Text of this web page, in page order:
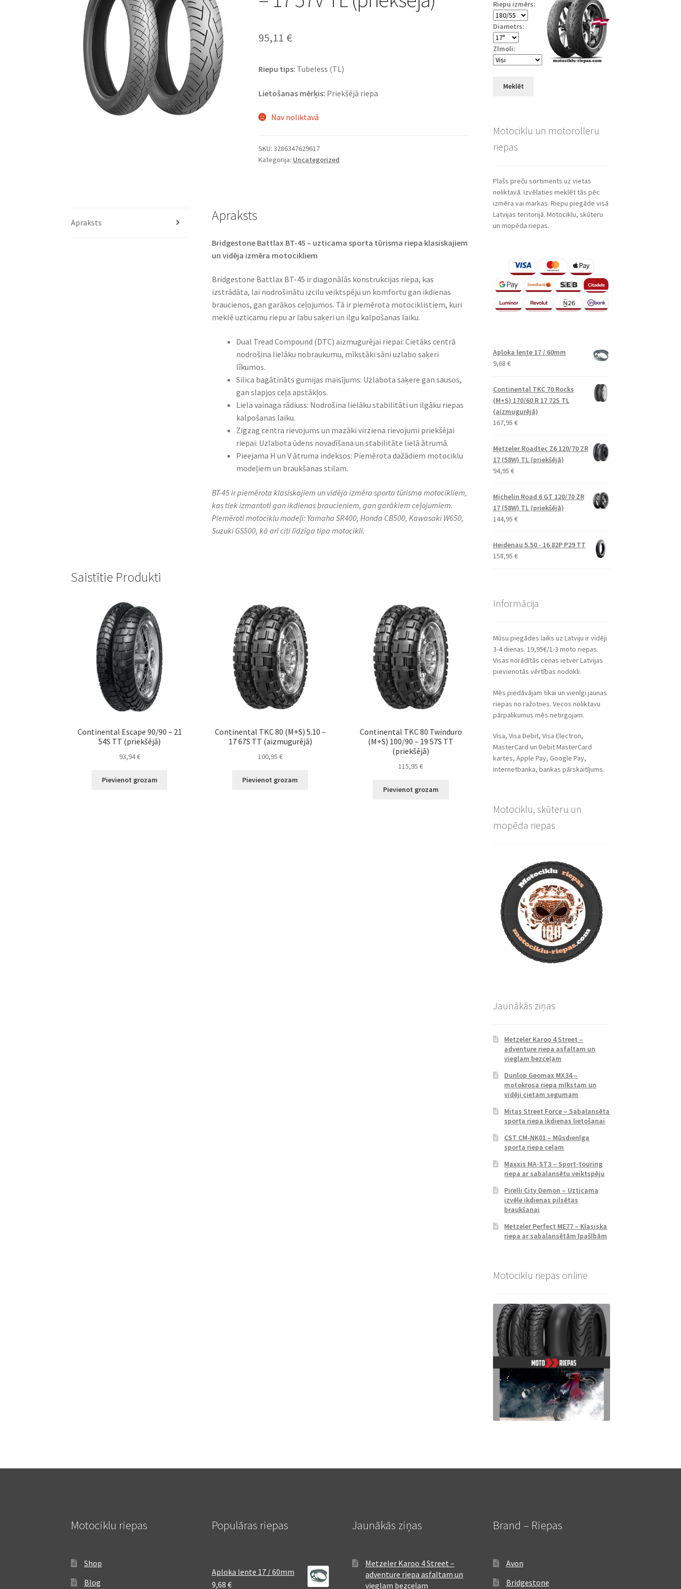
95,11 €
Riepu tips: Tubeless (TL)
Lietošanas mērķis: Priekšējā riepa
Nav noliktavā
SKU:3286347629617
Kategorija: Uncategorized
Apraksts Apraksts
Bridgestone Battlax BT-45 – uzticama sporta tūrisma riepa klasiskajiem
un vidēja izmēra motocikliem​
Bridgestone Battlax BT-45 ir diagonālās konstrukcijas riepa, kas
izstrādāta, lai nodrošinātu izcilu veiktspēju un komfortu gan ikdienas
braucienos, gan garākos ceļojumos. Tā ir piemērota motociklistiem, kuri
meklē uzticamu riepu ar labu saķeri un ilgu kalpošanas laiku.​
Dual Tread Compound (DTC) aizmugurējai riepai: Cietāks centrā
nodrošina lielāku nobraukumu, mīkstāki sāni uzlabo saķeri
līkumos. ​
Silica bagātināts gumijas maisījums: Uzlabota saķere gan sausos,
gan slapjos ceļa apstākļos.
Liela vainaga rādiuss: Nodrošina lielāku stabilitāti un ilgāku riepas
kalpošanas laiku.
Zigzag centra rievojums un mazāki virziena rievojumi priekšējai
riepai: Uzlabota ūdens novadīšana un stabilitāte lielā ātrumā.
Pieejama H un V ātruma indeksos: Piemērota dažādiem motociklu
modeļiem un braukšanas stilam.
BT-45 ir piemērota klasiskajiem un vidēja izmēra sporta tūrisma motocikliem,
kas tiek izmantoti gan ikdienas braucieniem, gan garākiem ceļojumiem.
Piemēroti motociklu modeļi: Yamaha SR400, Honda CB500, Kawasaki W650,
Suzuki GS500, kā arī citi līdzīga tipa motocikli.​
Saistītie Produkti
Continental Escape 90/90 – 21
54S TT (priekšējā)
93,94€
Pievienot grozam
Continental TKC 80 (M+S) 5.10 –
17 67S TT (aizmugurējā)
100,95 €
Pievienot grozam
Continental TKC 80 Twinduro
(M+S) 100/90 – 19 57S TT
(priekšējā)
115,95€
Pievienot grozam
Riepu izmērs:
Diametrs:
Zīmoli:
Meklēt
Motociklu un motorolleru
riepas
Plašs preču sortiments uz vietas
noliktavā. Izvēlaties meklēt tās pēc
izmēra vai markas. Riepu piegāde visā
Latvijas teritorijā. Motociklu, skūteru
un mopēda riepas.
Aploka lente 17 / 60mm
9,68 €
Continental TKC 70 Rocks
(M+S) 170/60 R 17 72S TL
(aizmugurējā)
167,95 €
Metzeler Roadtec Z6 120/70 ZR
17 (58W) TL (priekšējā)
94,95 €
Michelin Road 6 GT 120/70 ZR
17 (58W) TL (priekšējā)
144,95 €
Heidenau 5.50 - 16 82P P29 TT
158,95 €
Informācija
Mūsu piegādes laiks uz Latviju ir vidēji
3-4 dienas. 19,95€/1-3 moto riepas.
Visas norādītās cenas ietver Latvijas
pievienotās vērtības nodokli.
Mēs piedāvājam tikai un vienīgi jaunas
riepas no ražotnes. Vecos noliktavu
pārpalikumus mēs netirgojam.
Visa, Visa Debit, Visa Electron,
MasterCard un Debit MasterCard
kartes, Apple Pay, Google Pay,
internetbanka, bankas pārskaitījums.
Motociklu, skūteru un
mopēda riepas
Jaunākās ziņas
Metzeler Karoo 4 Street –
adventure riepa asfaltam un
vieglam bezceļam
Dunlop Geomax MX34 –
motokrosa riepa mīkstam un
vidēji cietam segumam
Mitas Street Force – Sabalansēta
sporta riepa ikdienas lietošanai
CST CM-NK01 – Mūsdienīga
sporta riepa ceļam
Maxxis MA-ST3 – Sport-touring
riepa ar sabalansētu veiktspēju
Pirelli City Demon – Uzticama
izvēle ikdienas pilsētas
braukšanai
Metzeler Perfect ME77 – Klasiska
riepa ar sabalansētām īpašībām
Motociklu riepas online
Motociklu riepas
Shop
Blog
Populāras riepas
Aploka lente 17 / 60mm
9,68 €
Jaunākās ziņas
Metzeler Karoo 4 Street –
adventure riepa asfaltam un
vieglam bezceļam
Brand – Riepas
Avon
Bridgestone